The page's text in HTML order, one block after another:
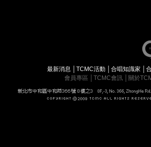
最新消息 │TCMC活動 │合唱知識家 │
會員專區
TCMC會訊 關於